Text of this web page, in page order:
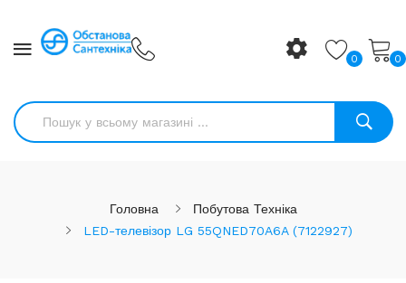
0 0
Головна
Побутова Техніка
LED-телевізор LG 55QNED70A6A (7122927)